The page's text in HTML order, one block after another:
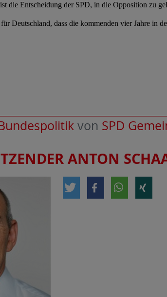
die Entscheidung der SPD, in die Opposition zu
Deutschland, dass die kommenden vier Jahre in
von SPD
ANTON